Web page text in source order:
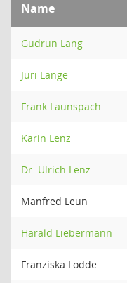
Name
Gudrun Lang
Juri Lange
Frank Launspach
Karin Lenz
Dr. Ulrich Lenz
Manfred Leun
Harald Liebermann
Franziska Lodde